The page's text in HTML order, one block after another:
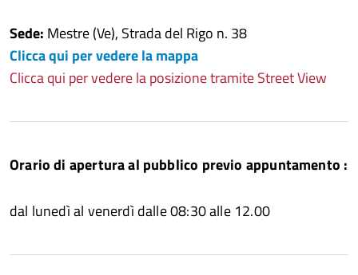
Facebook
su
Whatsapp
Sede: Mestre (Ve), Strada del Rigo n. 38
Clicca qui per vedere la mappa
Clicca qui per vedere la posizione tramite Street View
Orario di apertura al pubblico previo appuntamento :
dal lunedì al venerdì dalle 08:30 alle 12.00